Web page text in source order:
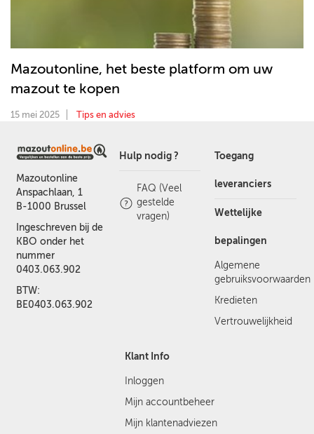
Mazoutonline, het beste platform om uw
mazout te kopen
15 mei 2025 Tips en advies
Mazoutonline
Anspachlaan, 1
B-1000 Brussel
Ingeschreven bij de
KBO onder het
nummer
0403.063.902
BTW:
BE0403.063.902
Hulp nodig ?
FAQ (Veel
gestelde
vragen)
Toegang
leveranciers
Wettelijke
bepalingen
Algemene
gebruiksvoorwaarden
Kredieten
Vertrouwelijkheid
Klant Info
Inloggen
Mijn accountbeheer
Mijn klantenadviezen